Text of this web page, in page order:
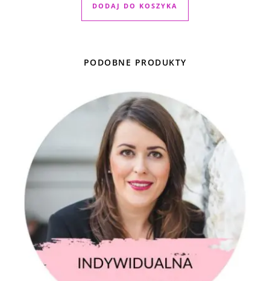
DODAJ DO KOSZYKA
PODOBNE PRODUKTY